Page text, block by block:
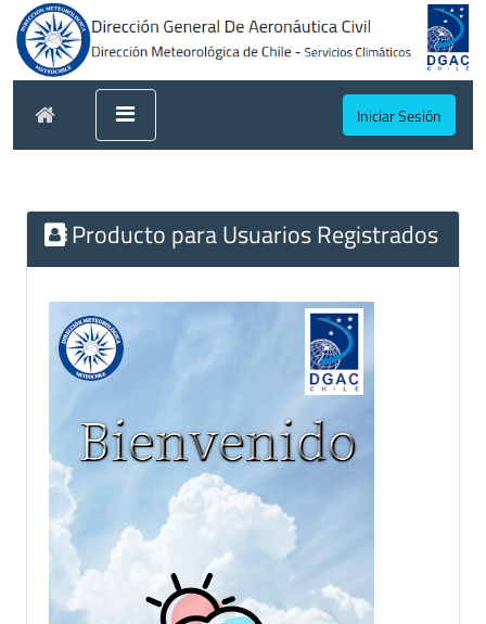
Iniciar Sesión
Producto para Usuarios Registrados